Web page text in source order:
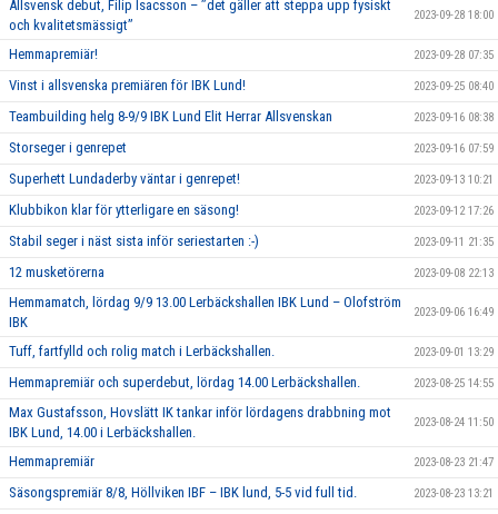
Allsvensk debut, Filip Isacsson – ’’det gäller att steppa upp fysiskt
och kvalitetsmässigt’’
2023-09-28 18:00
Hemmapremiär! 2023-09-28 07:35
Vinst i allsvenska premiären för IBK Lund! 2023-09-25 08:40
Teambuilding helg 8-9/9 IBK Lund Elit Herrar Allsvenskan 2023-09-16 08:38
Storseger i genrepet 2023-09-16 07:59
Superhett Lundaderby väntar i genrepet! 2023-09-13 10:21
Klubbikon klar för ytterligare en säsong! 2023-09-12 17:26
Stabil seger i näst sista inför seriestarten :-) 2023-09-11 21:35
12 musketörerna 2023-09-08 22:13
Hemmamatch, lördag 9/9 13.00 Lerbäckshallen IBK Lund – Olofström
IBK
2023-09-06 16:49
Tuff, fartfylld och rolig match i Lerbäckshallen. 2023-09-01 13:29
Hemmapremiär och superdebut, lördag 14.00 Lerbäckshallen. 2023-08-25 14:55
Max Gustafsson, Hovslätt IK tankar inför lördagens drabbning mot
IBK Lund, 14.00 i Lerbäckshallen.
2023-08-24 11:50
Hemmapremiär 2023-08-23 21:47
Säsongspremiär 8/8, Höllviken IBF – IBK lund, 5-5 vid full tid. 2023-08-23 13:21